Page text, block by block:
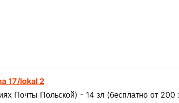
17/lokal 2
Почты Польской) - 14 зл (бесплатно от 200